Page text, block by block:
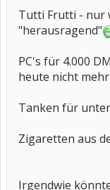
Tutti Frutti - nur
"herausragend"
PC's für 4.000
heute nicht
Tanken für
Zigaretten aus
Irgendwie